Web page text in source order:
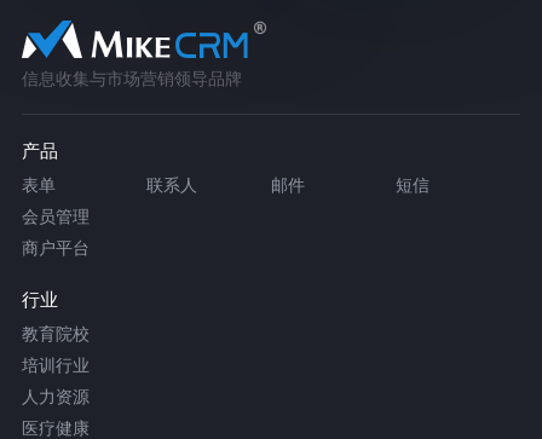
信息收集与市场营销领导品牌
产品
表单 联系人 邮件
短信
会员管理
商户平台
行业
教育院校
培训行业
人力资源
医疗健康